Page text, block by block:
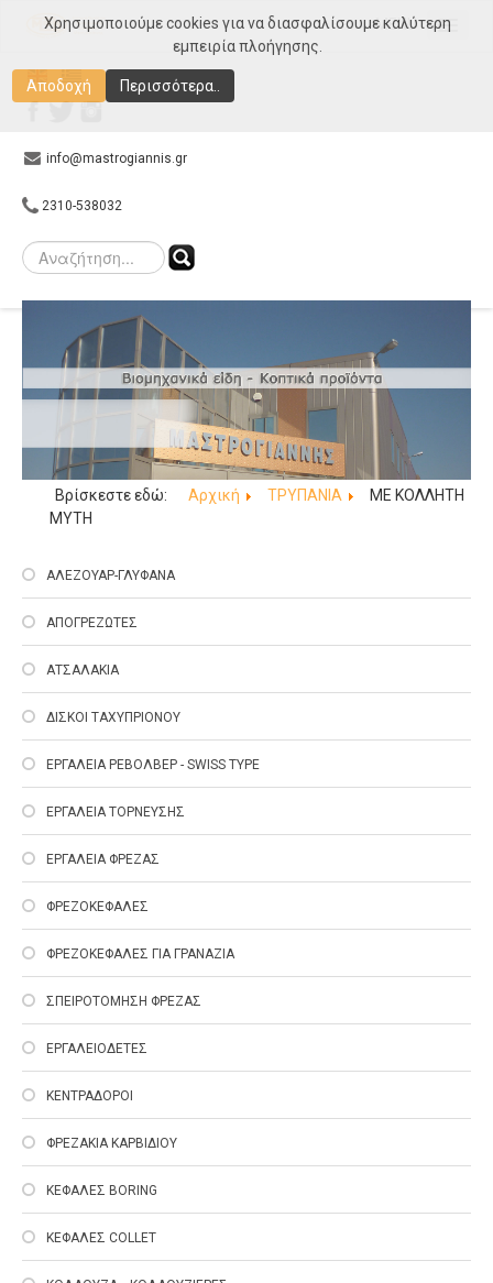
Χρησιμοποιούμε cookies για να διασφαλίσουμε καλύτερη
εμπειρία πλοήγησης.
Αποδοχή Περισσότερα..
MENU
Αρχική
Προϊόντα
Gallery
Επικοινωνία
info@mastrogiannis.gr
2310-538032
Βρίσκεστε εδώ: Αρχική ΤΡΥΠΑΝΙΑ
ΜΕ ΚΟΛΛΗΤΗ
ΜΥΤΗ
ΑΛΕΖΟΥΑΡ-ΓΛΥΦΑΝΑ
ΑΠΟΓΡΕΖΩΤΕΣ
ΑΤΣΑΛΑΚΙΑ
ΔΙΣΚΟΙ ΤΑΧΥΠΡΙΟΝΟΥ
ΕΡΓΑΛΕΙΑ ΡΕΒΟΛΒΕΡ - SWISS TYPE
ΕΡΓΑΛΕΙΑ ΤΟΡΝΕΥΣΗΣ
ΕΡΓΑΛΕΙΑ ΦΡΕΖΑΣ
ΦΡΕΖΟΚΕΦΑΛΕΣ
ΦΡΕΖΟΚΕΦΑΛΕΣ ΓΙΑ ΓΡΑΝΑΖΙΑ
ΣΠΕΙΡΟΤΟΜΗΣΗ ΦΡΕΖΑΣ
ΕΡΓΑΛΕΙΟΔΕΤΕΣ
ΚΕΝΤΡΑΔΟΡΟΙ
ΦΡΕΖΑΚΙΑ ΚΑΡΒΙΔΙΟΥ
ΚΕΦΑΛΕΣ ΒΟRING
ΚΕΦΑΛΕΣ COLLET